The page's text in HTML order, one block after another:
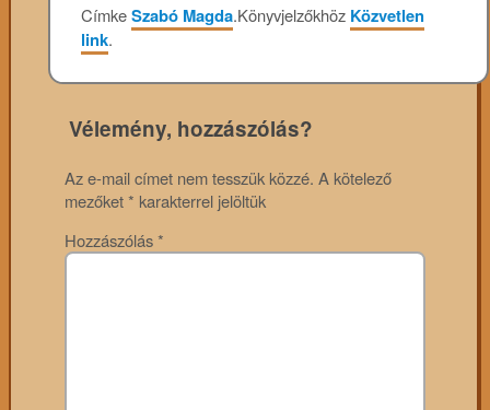
CímkeSzabó Magda.Könyvjelzőkhöz Közvetlen
link.
Vélemény, hozzászólás?
Az e-mail címet nem tesszük közzé. A kötelező
mezőket* karakterrel jelöltük
Hozzászólás*